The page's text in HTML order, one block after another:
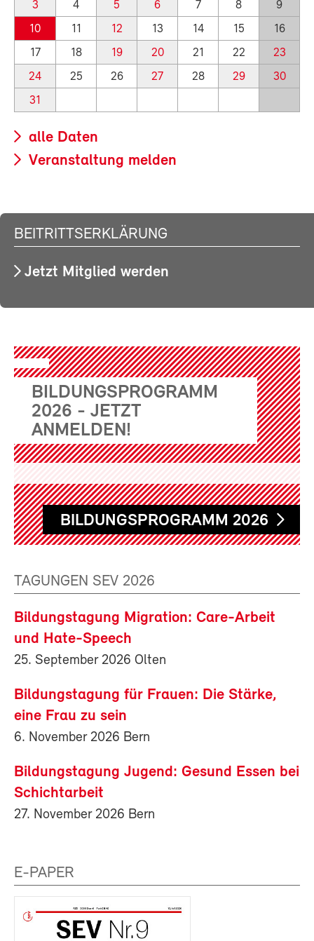
3 4 5 6 7 8
9
10
11 12 13 14 15
16
17
18 19 20 21 22
23
24
25 26 27 28 29
30
31
alle Daten
Veranstaltung melden
BEITRITTSERKLÄRUNG
Jetzt Mitglied werden
BILDUNGSPROGRAMM
2026 - JETZT
ANMELDEN!
BILDUNGSPROGRAMM 2026
TAGUNGEN SEV 2026
Bildungstagung Migration: Care-Arbeit
und Hate-Speech
25. September 2026 Olten
Bildungstagung für Frauen: Die Stärke,
eine Frau zu sein
6. November 2026 Bern
Bildungstagung Jugend: Gesund Essen bei
Schichtarbeit
27. November 2026 Bern
E-PAPER